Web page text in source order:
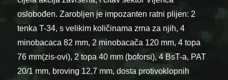
oslobođen. Zarobljen je impozanten ratni plijen: 2
tenka T-34, s velikim količinama zrna za njih, 4
minobacaca 82 mm, 2 minobacača 120 mm, 4 topa
76 mm(zis-ovi), 2 topa 40 mm (boforsi), 4 BsT-a, PAT
20/1 mm, broving 12,7 mm, dosta protivoklopnih